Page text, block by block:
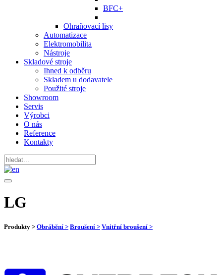
BFC+
Ohraňovací lisy
Automatizace
Elektromobilita
Nástroje
Skladové stroje
Ihned k odběru
Skladem u dodavatele
Použité stroje
Showroom
Servis
Výrobci
O nás
Reference
Kontakty
LG
Produkty > Obrábění > Broušení > Vnitřní broušení >